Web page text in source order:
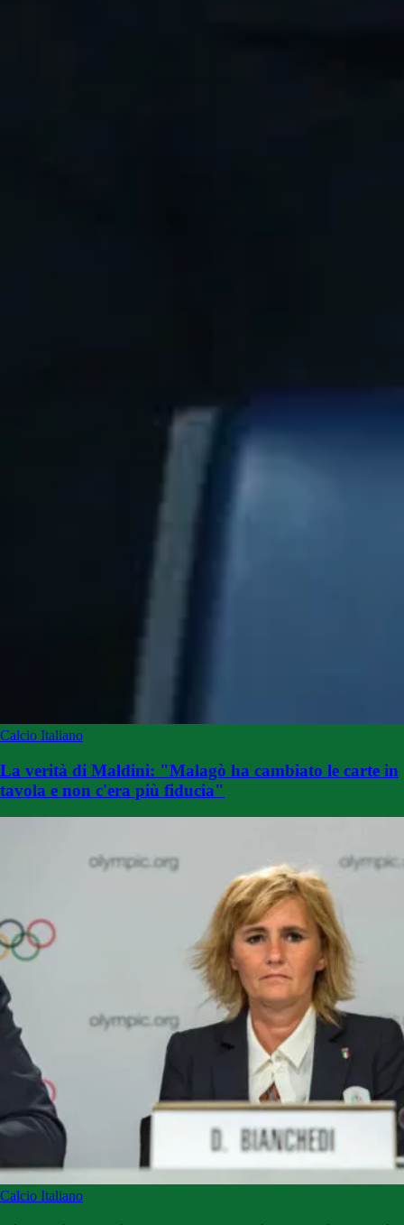
Calcio Italiano
La verità di Maldini: "Malagò ha cambiato le carte in
tavola e non c'era più fiducia"
Calcio Italiano